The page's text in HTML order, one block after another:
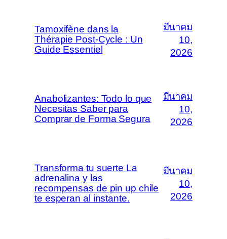
Tamoxifène dans la
Thérapie Post-Cycle : Un
Guide Essentiel
มีนาคม
10,
2026
Anabolizantes: Todo lo que
Necesitas Saber para
Comprar de Forma Segura
มีนาคม
10,
2026
Transforma tu suerte La
adrenalina y las
recompensas de pin up chile
te esperan al instante.
มีนาคม
10,
2026